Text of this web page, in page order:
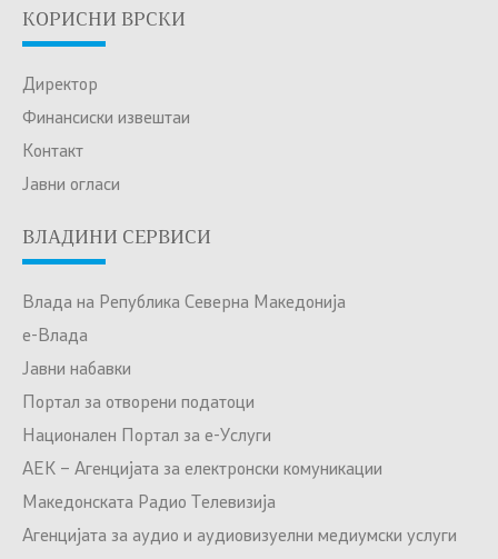
КОРИСНИ ВРСКИ
Директор
Финансиски извештаи
Контакт
Јавни огласи
ВЛАДИНИ СЕРВИСИ
Влада на Република Северна Македонија
е-Влада
Јавни набавки
Портал за отворени податоци
Национален Портал за е-Услуги
АЕК – Агенцијата за електронски комуникации
Македонската Радио Телевизија
Агенцијата за аудио и аудиовизуелни медиумски услуги